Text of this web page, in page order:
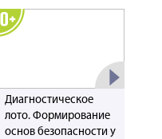
Диагностическое
лото. Формирование
основ безопасности у